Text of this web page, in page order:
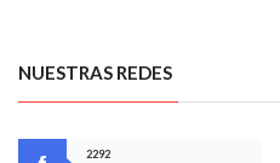
NUESTRAS REDES
2292